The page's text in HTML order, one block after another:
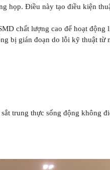
họp. Điều này tạo điều kiện
chất lượng cao để hoạt
bị gián đoạn do lỗi kỹ thuật từ
trung thực sống động không